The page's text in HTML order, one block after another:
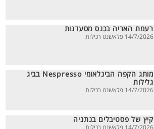
רעמת האריה בכנס מסעדנות
14/7/2026 פלאשנט רכילות
מותג הקפה הבינלאומי Nespresso בביג
גלילות
14/7/2026 פלאשנט רכילות
קיץ של פסטיבלים בנתניה